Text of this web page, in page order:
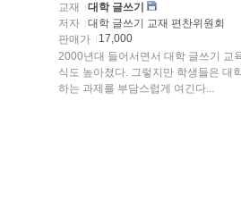
교재
대학 글쓰기
저자
대학 글쓰기 교재 편찬위원회
판매가
17,000
2000년대 들어서면서 대학 글쓰기 교
식도 높아졌다. 그렇지만 학생들은 대학에 들어오기 전에 글을 써본 경험이 거의 없어서 글로 써야
하는 과제를 부담스럽게 여긴다...